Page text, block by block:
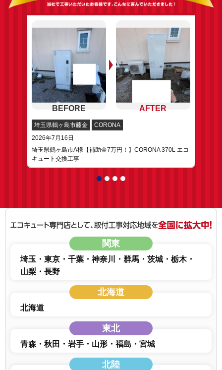
埼玉県鶴ヶ島市藤金
CORONA
2026年7月16日
埼玉県鶴ヶ島市A様【補助金7万円！】CORONA 370L エコ
キュート交換工事
関東
埼玉 東京 千葉 神奈川 群馬 茨城
栃木
山梨
長野
北海道
北海道
東北
青森 秋田 岩手 山形 福島 宮城
北陸